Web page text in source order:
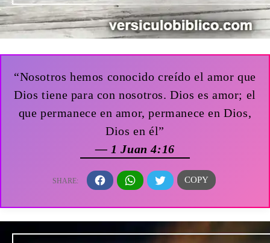
“Nosotros hemos conocido creído el amor que
Dios tiene para con nosotros. Dios es amor; el
que permanece en amor, permanece en Dios,
Dios en él”
— 1 Juan 4:16